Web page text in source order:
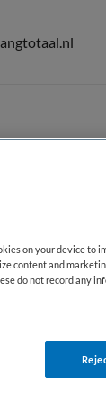
on your device
content and
do not record any